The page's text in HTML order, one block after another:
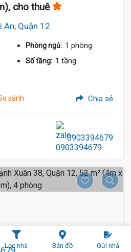
Lọc nhà Bản đồ Gửi nhà
cho thuê
An, Quận 12
Phòng ngủ: 1 phòng
Số tầng: 1 tầng
sánh Chia sẻ
0903394679